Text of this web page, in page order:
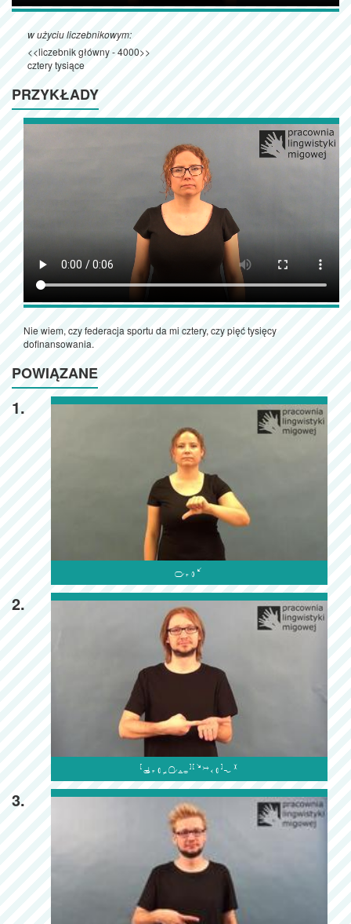
w użyciu liczebnikowym:
<<liczebnik główny - 4000>>
cztery tysiące
PRZYKŁADY
Nie wiem, czy federacja sportu da mi cztery, czy pięć tysięcy
dofinansowania.
POWIĄZANE
1.

2.

3.